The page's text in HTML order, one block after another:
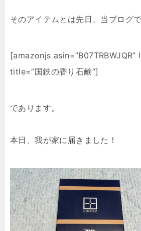
そのアイテムとは先日、当ブログ
[amazonjs asin=”B07TRBWJQR”
title=”国鉄の香り石鹸”]
であります。
本日、我が家に届きました！